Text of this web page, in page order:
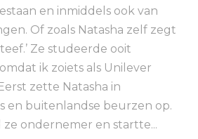
en inmiddels ook van
Of zoals Natasha zelf zegt
Ze studeerde ooit
ik zoiets als Unilever
zette Natasha in
en buitenlandse beurzen op.
ondernemer en startte...